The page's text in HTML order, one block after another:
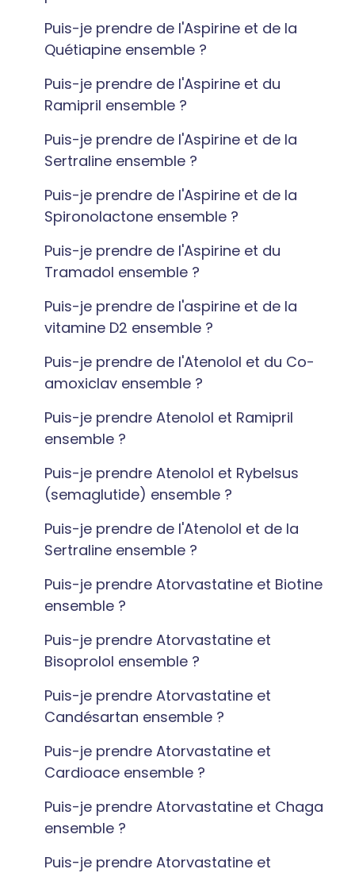
Puis-je prendre de l'Aspirine et de la
Quétiapine ensemble ?
Puis-je prendre de l'Aspirine et du
Ramipril ensemble ?
Puis-je prendre de l'Aspirine et de la
Sertraline ensemble ?
Puis-je prendre de l'Aspirine et de la
Spironolactone ensemble ?
Puis-je prendre de l'Aspirine et du
Tramadol ensemble ?
Puis-je prendre de l'aspirine et de la
vitamine D2 ensemble ?
Puis-je prendre de l'Atenolol et du Co-
amoxiclav ensemble ?
Puis-je prendre Atenolol et Ramipril
ensemble ?
Puis-je prendre Atenolol et Rybelsus
(semaglutide) ensemble ?
Puis-je prendre de l'Atenolol et de la
Sertraline ensemble ?
Puis-je prendre Atorvastatine et Biotine
ensemble ?
Puis-je prendre Atorvastatine et
Bisoprolol ensemble ?
Puis-je prendre Atorvastatine et
Candésartan ensemble ?
Puis-je prendre Atorvastatine et
Cardioace ensemble ?
Puis-je prendre Atorvastatine et Chaga
ensemble ?
Puis-je prendre Atorvastatine et